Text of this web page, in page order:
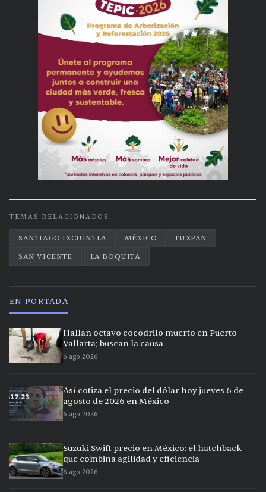
TEMAS RELACIONADOS:
SANTIAGO IXCUINTLA MÉXICO
TUXPAN
SAN VICENTE
LA BOQUITA
EN PORTADA
Hallan octavo cocodrilo muerto en Puerto
Vallarta; buscan la causa
6 ago 2026
Así cotiza el precio del dólar hoy jueves 6 de
agosto de 2026 en México
6 ago 2026
Suzuki Swift precio en México: el hatchback
que combina agilidad y eficiencia
6 ago 2026